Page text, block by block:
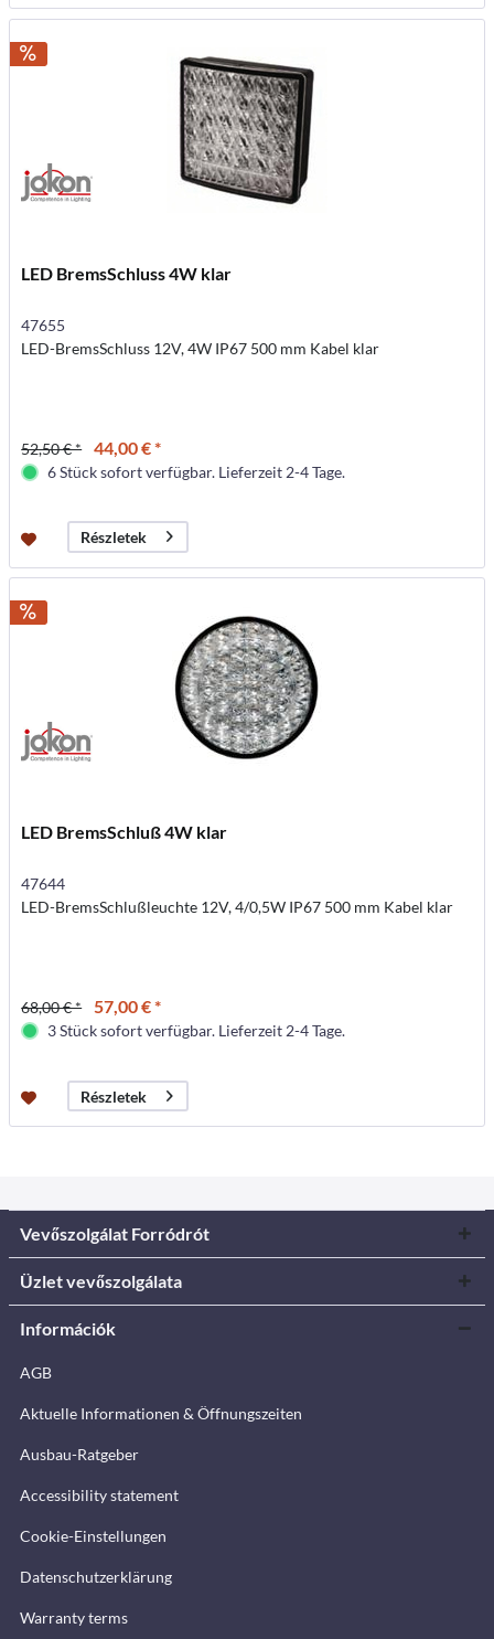
LED BremsSchluss 4W klar
47655
LED-BremsSchluss 12V, 4W IP67 500 mm Kabel klar
52,50 € * 44,00 € *
6 Stück sofort verfügbar. Lieferzeit 2-4 Tage.
Részletek
LED BremsSchluß 4W klar
47644
LED-BremsSchlußleuchte 12V, 4/0,5W IP67 500 mm Kabel klar
68,00 € * 57,00 € *
3 Stück sofort verfügbar. Lieferzeit 2-4 Tage.
Részletek
Vevőszolgálat Forródrót
Üzlet vevőszolgálata
Információk
AGB
Aktuelle Informationen & Öffnungszeiten
Ausbau-Ratgeber
Accessibility statement
Cookie-Einstellungen
Datenschutzerklärung
Warranty terms